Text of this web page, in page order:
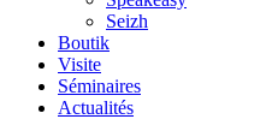
Seizh
Boutik
Visite
Séminaires
Actualités